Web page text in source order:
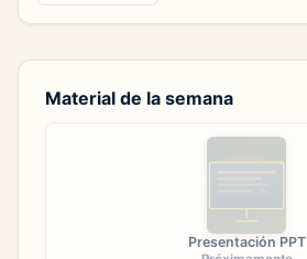
Material de la semana
Presentación PPT